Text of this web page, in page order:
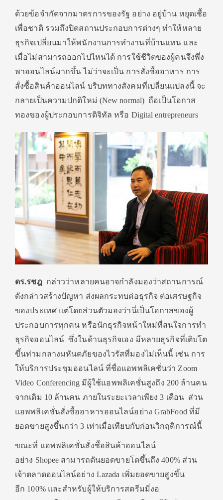
ด้วยข้อจำกัดจากมาตรการของรัฐ อย่าง อยู่บ้าน หยุดเชื้อ
เพื่อชาติ รวมถึงปิดสถานประกอบการต่างๆ ทำให้หลาย
ธุรกิจเปลี่ยนมาให้พนักงานการทำงานที่บ้านแทน และ
เมื่อไม่สามารถออกไปไหนได้ การใช้ชีวิตของผู้คนจึงพึ่ง
พาออนไลน์มากขึ้น ไม่ว่าจะเป็น การสั่งซื้ออาหาร การ
สั่งซื้อสินค้าออนไลน์ บริบททางสังคมที่เปลี่ยนแปลงนี้ จะ
กลายเป็นความปกติใหม่ (New normal) ถือเป็นโอกาส
ทองของผู้ประกอบการดิจิทัล หรือ Digital entrepreneurs
ดร.รชฎกล่าวว่าหลายคนอาจกำลังมองว่าสถานการณ์
ดังกล่าวสร้างปัญหา ส่งผลกระทบต่อธุรกิจ ต่อเศรษฐกิจ
ของประเทศ แต่โดยส่วนตัวมองว่านี่เป็นโอกาสของผู้
ประกอบการทุกคน หรือนักธุรกิจหน้าใหม่ที่สนใจการทำ
ธุรกิจออนไลน์ ซึ่งในด้านธุรกิจเอง มีหลายธุรกิจที่เติบโต
ขึ้นท่ามกลางมหันตภัยของไวรัสที่มองไม่เห็นนี้ เช่น การ
ให้บริการประชุมออนไลน์ ที่ชื่อแอพพลิเคชั่นว่า Zoom
Video Conferencing มีผู้ใช้แอพพลิเคชั่นสูงถึง 200 ล้านคน
จากเดิม 10 ล้านคน ภายในระยะเวลาเพียง 3 เดือน ส่วน
แอพพลิเคชั่นสั่งซื้ออาหารออนไลน์อย่าง GrabFood ที่มี
ยอดขายสูงขึ้นกว่า 3 เท่าเมื่อเทียบกับก่อนวิกฤติการณ์นี้
ขณะที่ แอพพลิเคชั่นสั่งซื้อสินค้าออนไลน์
อย่าง Shopee สามารถดันยอดขายโตขึ้นถึง 400% ส่วน
เจ้าตลาดออนไลน์อย่าง Lazada เพิ่มยอดขายสูงขึ้น
อีก 100% และสำหรับผู้ให้บริการสตรีมมิ่งอ